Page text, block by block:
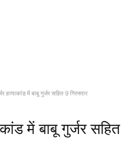
हत्याकांड में बाबू गुर्जर सहित 9 गिरफ्तार
में बाबू गुर्जर सहित